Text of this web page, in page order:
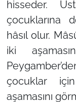
hisseder.
çocuklarına
hâsıl olur.
iki
çocuklar
aşamasını